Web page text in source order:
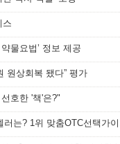
스
물요법’ 정보 제공
원상회복 됐다” 평가
호한 '책'은?"
는? 1위 맞춤OTC선택가